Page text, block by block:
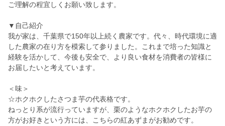
ご理解の程宜しくお願い致します。
▼自己紹介
我が家は、千葉県で150年以上続く農家です。代々、時代環境に適
した農家の在り方を模索して参りました。これまで培った知識と
経験を活かして、今後も安全で、より良い食材を消費者の皆様に
お届したいと考えています。
＜味＞
☆ホクホクしたさつま芋の代表格です。
ねっとり系が流行っていますが、栗のようなホクホクしたお芋の
方がお好きという方には、こちらの紅あずまがお勧めです。